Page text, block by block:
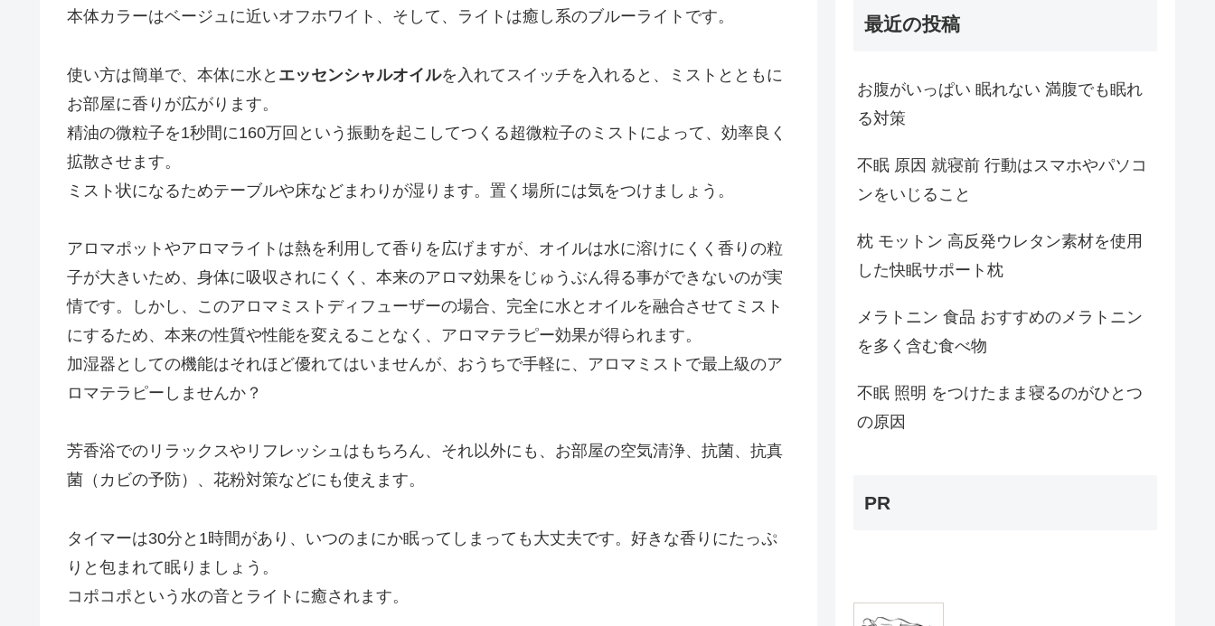
本体カラーはベージュに近いオフホワイト、そして、ライトは癒し系のブルーライトです。
使い方は簡単で、本体に水と エッセンシャルオイルを入れてスイッチを入れると、ミストとともに
お部屋に香りが広がります。
精油の微粒子を1秒間に160万回という振動を起こしてつくる超微粒子のミストによって、効率良く
拡散させます。
ミスト状になるためテーブルや床などまわりが湿ります。置く場所には気をつけましょう。
アロマポットやアロマライトは熱を利用して香りを広げますが、オイルは水に溶けにくく香りの粒
子が大きいため、身体に吸収されにくく、本来のアロマ効果をじゅうぶん得る事ができないのが実
情です。しかし、このアロマミストディフューザーの場合、完全に水とオイルを融合させてミスト
にするため、本来の性質や性能を変えることなく、アロマテラピー効果が得られます。
加湿器としての機能はそれほど優れてはいませんが、おうちで手軽に、アロマミストで最上級のア
ロマテラピーしませんか？
芳香浴でのリラックスやリフレッシュはもちろん、それ以外にも、お部屋の空気清浄、抗菌、抗真
菌（カビの予防）、花粉対策などにも使えます。
タイマーは30分と1時間があり、いつのまにか眠ってしまっても大丈夫です。好きな香りにたっぷ
りと包まれて眠りましょう。
コポコポという水の音とライトに癒されます。
最近の投稿
お腹がいっぱい 眠れない 満腹でも眠れ
る対策
不眠 原因 就寝前 行動はスマホやパソコ
ンをいじること
枕 モットン 高反発ウレタン素材を使用
した快眠サポート枕
メラトニン 食品 おすすめのメラトニン
を多く含む食べ物
不眠 照明 をつけたまま寝るのがひとつ
の原因
PR